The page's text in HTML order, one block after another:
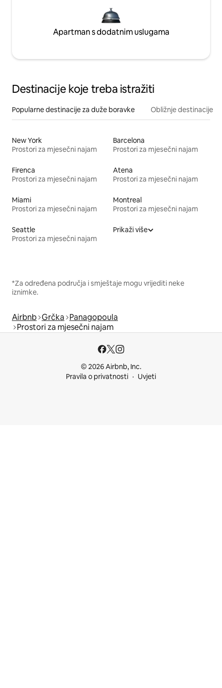
Apartman s dodatnim uslugama
Destinacije koje treba istražiti
Popularne destinacije za duže boravke Obližnje destinacije
New York
Prostori za mjesečni najam
Barcelona
Prostori za mjesečni najam
Firenca
Prostori za mjesečni najam
Atena
Prostori za mjesečni najam
Miami
Prostori za mjesečni najam
Montreal
Prostori za mjesečni najam
Seattle
Prostori za mjesečni najam
Prikaži više
*Za određena područja i smještaje mogu vrijediti neke
iznimke.
Airbnb Grčka Panagopoula
Prostori za mjesečni najam
© 2026 Airbnb, Inc.
Pravila o privatnosti
Uvjeti